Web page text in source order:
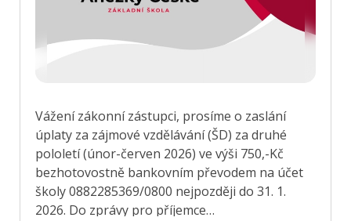
Vážení zákonní zástupci, prosíme o zaslání
úplaty za zájmové vzdělávání (ŠD) za druhé
pololetí (únor-červen 2026) ve výši 750,-Kč
bezhotovostně bankovním převodem na účet
školy 0882285369/0800 nejpozději do 31. 1.
2026. Do zprávy pro příjemce